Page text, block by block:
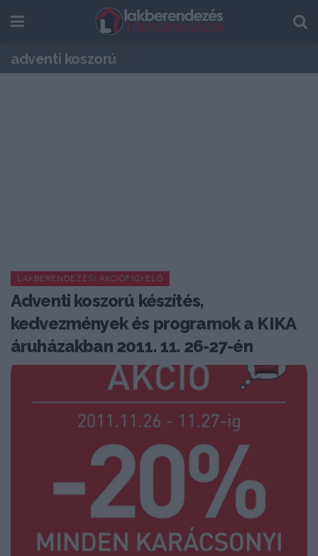
adventi koszorú
LAKBERENDEZÉSI AKCIÓFIGYELŐ
Adventi koszorú készítés,
kedvezmények és programok a KIKA
áruházakban 2011. 11. 26-27-én